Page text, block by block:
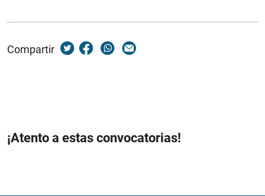
Compartir
¡Atento a estas convocatorias!